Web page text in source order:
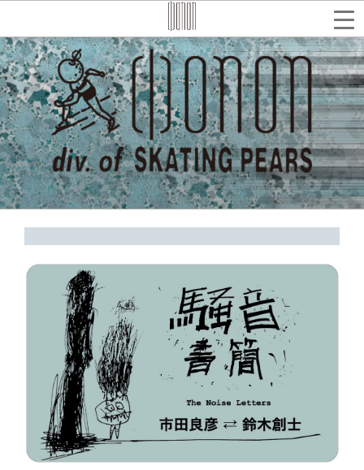
テ
ン
ツ
へ
ス
キ
ッ
プ
検
索